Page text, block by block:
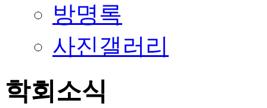
방명록
사진갤러리
학회소식